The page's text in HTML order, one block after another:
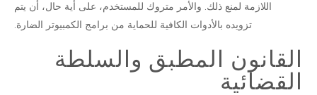
اللازمة لمنع ذلك. والأمر متروك للمستخدم، على أية حال، أن يتم
تزويده بالأدوات الكافية للحماية من برامج الكمبيوتر الضارة.
القانون المطبق والسلطة
القضائية